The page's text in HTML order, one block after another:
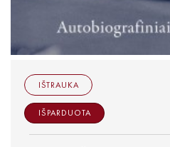
IŠTRAUKA
IŠPARDUOTA